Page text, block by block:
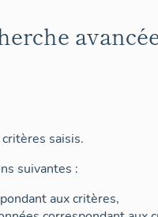
saisis.
suivantes :
aux critères,